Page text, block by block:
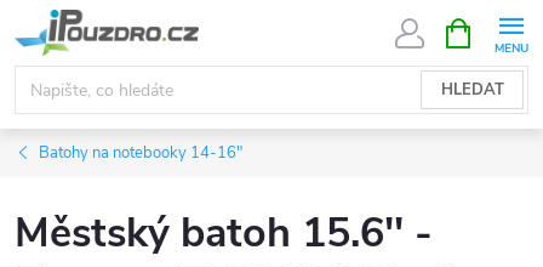
na
obsah
HLEDAT
NÁKUPNÍ
KOŠÍK
Batohy na notebooky 14-16"
Městský batoh 15.6'' -